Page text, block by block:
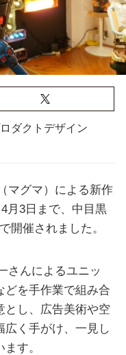
ダクトデザイン
マグマ）による新作
月3日まで、中目黒
開催されました。
さんによるユニッ
どを手作業で組み合
とし、広告美術や空
広く手がけ、一見し
す。